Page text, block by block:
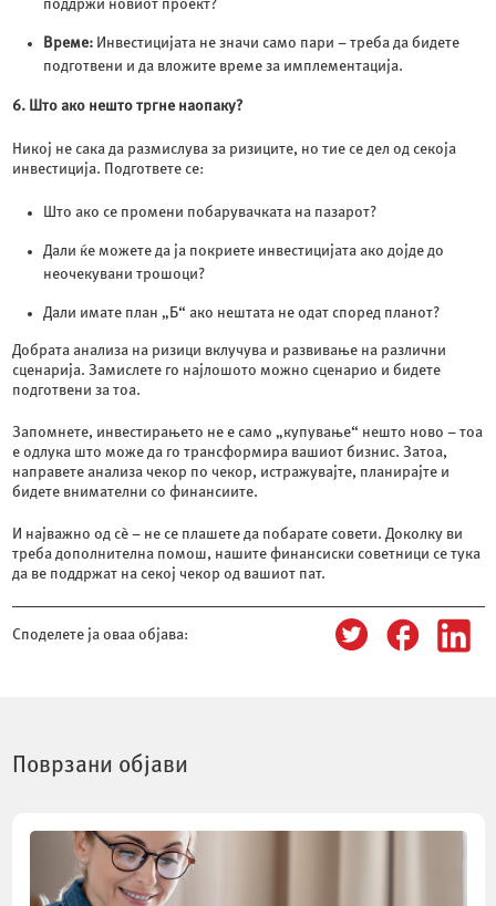
поддржи новиот проект?
Време:Инвестицијата не значи само пари – треба да бидете
подготвени и да вложите време за имплементација.
6. Што ако нешто тргне наопаку?
Никој не сака да размислува за ризиците, но тие се дел од секоја
инвестиција. Подгответе се:
Што ако се промени побарувачката на пазарот?
Дали ќе можете да ја покриете инвестицијата ако дојде до
неочекувани трошоци?
Дали имате план „Б“ ако нештата не одат според планот?
Добрата анализа на ризици вклучува и развивање на различни
сценарија. Замислете го најлошото можно сценарио и бидете
подготвени за тоа.
Запомнете, инвестирањето не е само „купување“ нешто ново – тоа
е одлука што може да го трансформира вашиот бизнис. Затоа,
направете анализа чекор по чекор, истражувајте, планирајте и
бидете внимателни со финансиите.
И најважно од сè – не се плашете да побарате совети. Доколку ви
треба дополнителна помош, нашите финансиски советници се тука
да ве поддржат на секој чекор од вашиот пат.
Споделете ја оваа објава:
Поврзани објави